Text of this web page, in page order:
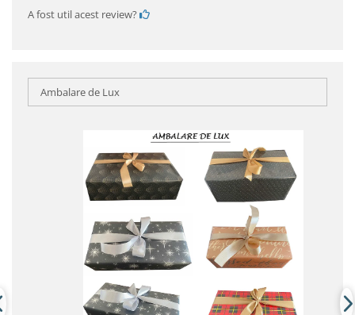
A fost util acest review?
Ambalare de Lux